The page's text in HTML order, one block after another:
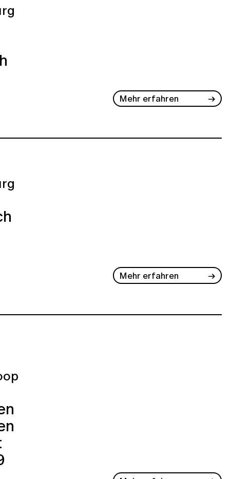
Mehr erfahren
Mehr erfahren